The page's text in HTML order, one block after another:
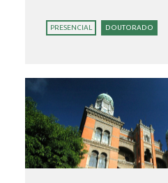
PRESENCIAL DOUTORADO